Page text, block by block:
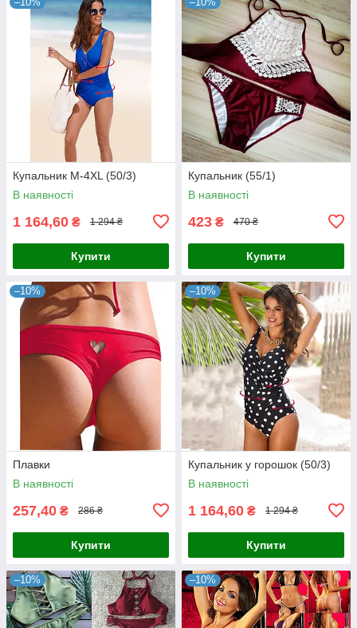
Купальник М-4XL (50/3)
В наявності
1 164,60 ₴ 1 294 ₴
Купити
Купальник (55/1)
В наявності
423 ₴ 470 ₴
Купити
–10%
Плавки
В наявності
257,40 ₴ 286 ₴
Купити
–10%
Купальник у горошок (50/3)
В наявності
1 164,60 ₴ 1 294 ₴
Купити
–10% –10%